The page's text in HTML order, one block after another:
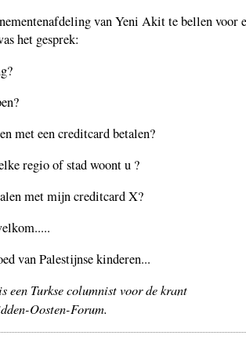
van Yeni Akit te bellen voor
het gesprek:
met een creditcard betalen?
regio of stad woont u ?
met mijn creditcard X?
van Palestijnse kinderen...
een Turkse columnist voor de krant
Oosten-Forum.